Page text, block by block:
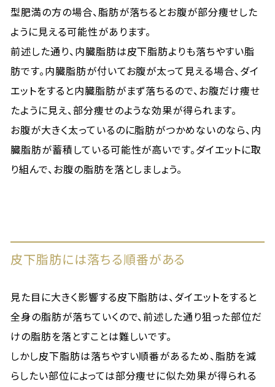
型肥満の方の場合、脂肪が落ちるとお腹が部分痩せした
ように見える可能性があります。
前述した通り、内臓脂肪は皮下脂肪よりも落ちやすい脂
肪です。内臓脂肪が付いてお腹が太って見える場合、ダイ
エットをすると内臓脂肪がまず落ちるので、お腹だけ痩せ
たように見え、部分痩せのような効果が得られます。
お腹が大きく太っているのに脂肪がつかめないのなら、内
臓脂肪が蓄積している可能性が高いです。ダイエットに取
り組んで、お腹の脂肪を落としましょう。
皮下脂肪には落ちる順番がある
見た目に大きく影響する皮下脂肪は、ダイエットをすると
全身の脂肪が落ちていくので、前述した通り狙った部位だ
けの脂肪を落とすことは難しいです。
しかし皮下脂肪は落ちやすい順番があるため、脂肪を減
らしたい部位によっては部分痩せに似た効果が得られる